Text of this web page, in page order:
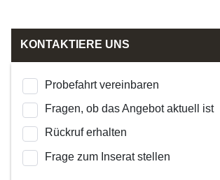
KONTAKTIERE UNS
Probefahrt vereinbaren
Fragen, ob das Angebot aktuell ist
Rückruf erhalten
Frage zum Inserat stellen